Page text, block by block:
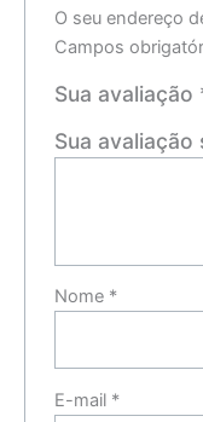
O seu endereço
Campos
Sua avaliação
Sua
Nome *
E-mail *